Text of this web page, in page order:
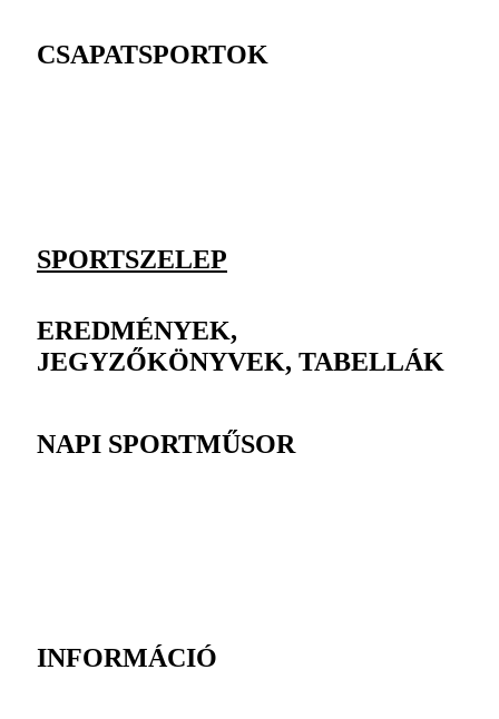
CSAPATSPORTOK
SPORTSZELEP
EREDMÉNYEK,
JEGYZŐKÖNYVEK, TABELLÁK
NAPI SPORTMŰSOR
INFORMÁCIÓ